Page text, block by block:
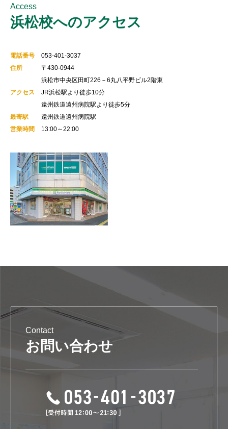
Access
浜松校へのアクセス
電話番号
053-401-3037
住所
〒430-0944
浜松市中央区田町226－6丸八平野ビル2階東
アクセス
JR浜松駅より徒歩10分
遠州鉄道遠州病院駅より徒歩5分
最寄駅
遠州鉄道遠州病院駅
営業時間
13:00～22:00
Contact
お問い合わせ